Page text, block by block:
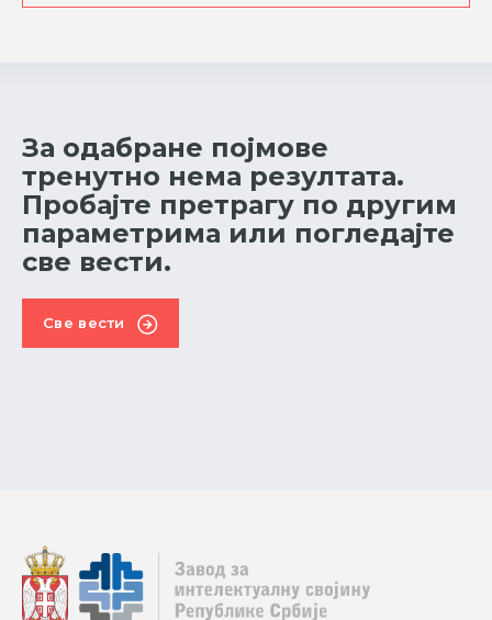
За одабране појмове
тренутно нема резултата.
Пробајте претрагу по другим
параметрима или погледајте
све вести.
Све вести